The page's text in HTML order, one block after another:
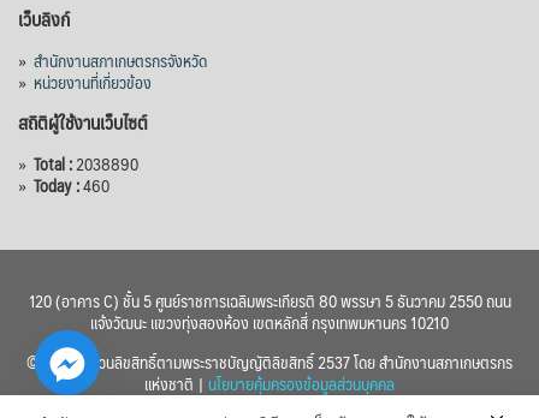
เว็บลิงก์
» สำนักงานสภาเกษตรกรจังหวัด
» หน่วยงานที่เกี่ยวข้อง
สถิติผู้ใช้งานเว็บไซต์
» Total :2038890
» Today :460
120 (อาคาร C) ชั้น 5 ศูนย์ราชการเฉลิมพระเกียรติ 80 พรรษา 5 ธันวาคม 2550 ถนน
แจ้งวัฒนะ แขวงทุ่งสองห้อง เขตหลักสี่ กรุงเทพมหานคร 10210
© 2560 สงวนลิขสิทธิ์ตามพระราชบัญญัติลิขสิทธิ์ 2537 โดย สำนักงานสภาเกษตรกร
แห่งชาติ | นโยบายคุ้มครองข้อมูลส่วนบุคคล